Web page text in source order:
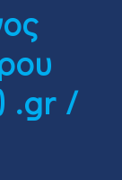
.gr /